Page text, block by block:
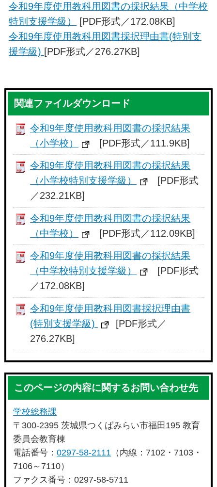
令和9年度使用教科用図書の採択結果（中学校
特別支援学級）
[PDF形式／172.08KB]
令和9年度使用教科用図書採択理由書(特別支
援学級) [PDF形式／276.27KB]
関連ファイルダウンロード
令和9年度使用教科用図書の採択結果
（小学校）
[PDF形式／111.9KB]
令和9年度使用教科用図書の採択結果
（小学校特別支援学級）
[PDF形式
／232.21KB]
令和9年度使用教科用図書の採択結果
（中学校）
[PDF形式／112.09KB]
令和9年度使用教科用図書の採択結果
（中学校特別支援学級）
[PDF形式
／172.08KB]
令和9年度使用教科用図書採択理由書
(特別支援学級)
[PDF形式／
276.27KB]
このページの内容に関するお問い合わせ先
学校総務課
〒300-2395 茨城県つくばみらい市福田195 教育
委員会教育棟
電話番号：0297-58-2111 （内線：7102・7103・
7106～7110）
ファクス番号：0297-58-5711